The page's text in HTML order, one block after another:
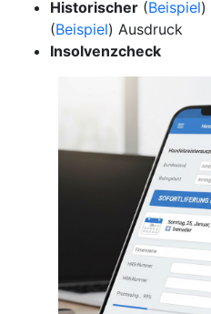
Historischer (Beispiel)
(Beispiel) Ausdruck
Insolvenzcheck